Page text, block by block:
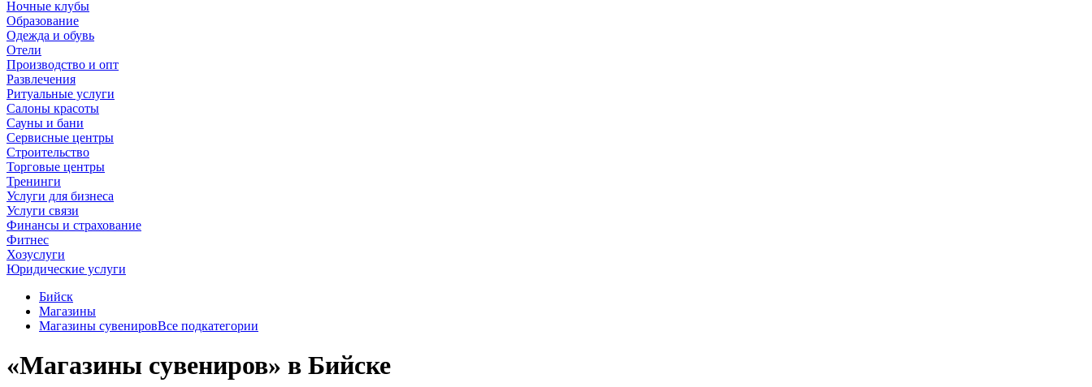
Ночные клубы
Образование
Одежда и обувь
Отели
Производство и опт
Развлечения
Ритуальные услуги
Салоны красоты
Сауны и бани
Сервисные центры
Строительство
Торговые центры
Тренинги
Услуги для бизнеса
Услуги связи
Финансы и страхование
Фитнес
Хозуслуги
Юридические услуги
Бийск
Магазины
Магазины сувенировВсе подкатегории
«Магазины сувениров» в Бийске